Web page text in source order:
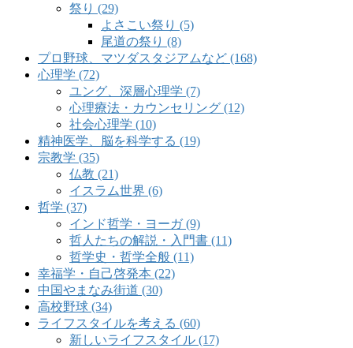
祭り (29)
よさこい祭り (5)
尾道の祭り (8)
プロ野球、マツダスタジアムなど (168)
心理学 (72)
ユング、深層心理学 (7)
心理療法・カウンセリング (12)
社会心理学 (10)
精神医学、脳を科学する (19)
宗教学 (35)
仏教 (21)
イスラム世界 (6)
哲学 (37)
インド哲学・ヨーガ (9)
哲人たちの解説・入門書 (11)
哲学史・哲学全般 (11)
幸福学・自己啓発本 (22)
中国やまなみ街道 (30)
高校野球 (34)
ライフスタイルを考える (60)
新しいライフスタイル (17)